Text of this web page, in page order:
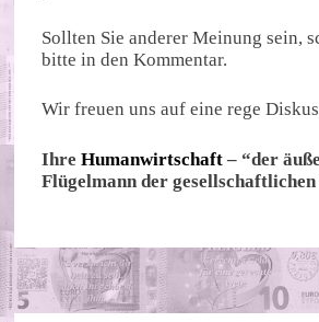
Sollten Sie anderer Meinung sein,
bitte in den Kommentar.
Wir freuen uns auf eine rege
IhreHumanwirtschaft – “der
Flügelmann der